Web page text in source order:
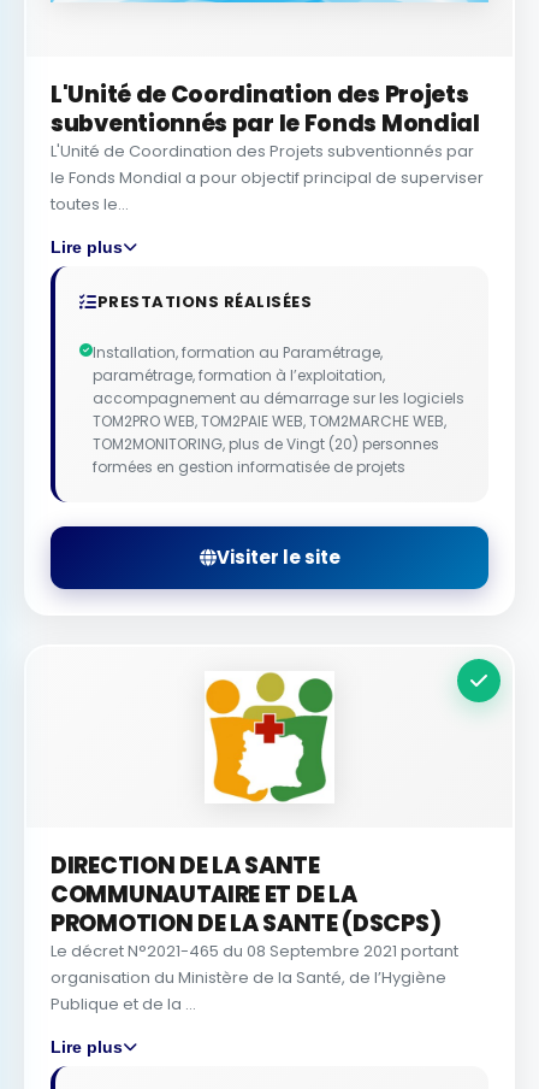
L'Unité de Coordination des Projets
subventionnés par le Fonds Mondial
L'Unité de Coordination des Projets subventionnés par
le Fonds Mondial a pour objectif principal de superviser
toutes le...
Lire plus
PRESTATIONS RÉALISÉES
Installation, formation au Paramétrage,
paramétrage, formation à l’exploitation,
accompagnement au démarrage sur les logiciels
TOM2PRO WEB, TOM2PAIE WEB, TOM2MARCHE WEB,
TOM2MONITORING, plus de Vingt (20) personnes
formées en gestion informatisée de projets
Visiter le site
DIRECTION DE LA SANTE
COMMUNAUTAIRE ET DE LA
PROMOTION DE LA SANTE (DSCPS)
Le décret N°2021-465 du 08 Septembre 2021 portant
organisation du Ministère de la Santé, de l’Hygiène
Publique et de la ...
Lire plus